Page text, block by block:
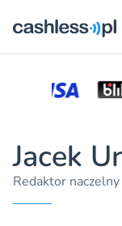
Partnerzy
wspierający
Jacek
Redaktor naczelny